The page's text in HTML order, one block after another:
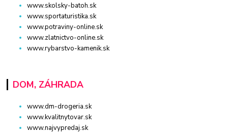
www.skolsky-batoh.sk
www.sportaturistika.sk
www.potraviny-online.sk
www.zlatnictvo-online.sk
www.rybarstvo-kamenik.sk
DOM, ZÁHRADA
www.dm-drogeria.sk
www.kvalitnytovar.sk
www.najvypredaj.sk